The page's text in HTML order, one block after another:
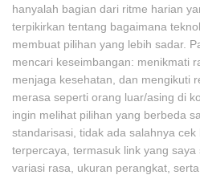
hanyalah bagian dari ritme harian
terpikirkan tentang bagaimana
membuat pilihan yang lebih sadar.
mencari keseimbangan: menikmati
menjaga kesehatan, dan mengikuti
merasa seperti orang luar/asing di
ingin melihat pilihan yang berbeda
standarisasi, tidak ada salahnya
terpercaya, termasuk link yang
variasi rasa, ukuran perangkat,